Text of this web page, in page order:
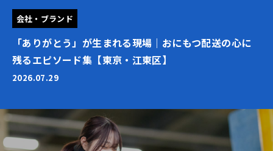
会社・ブランド
「ありがとう」が生まれる現場｜おにもつ配送の心に
残るエピソード集【東京・江東区】
2026.07.29